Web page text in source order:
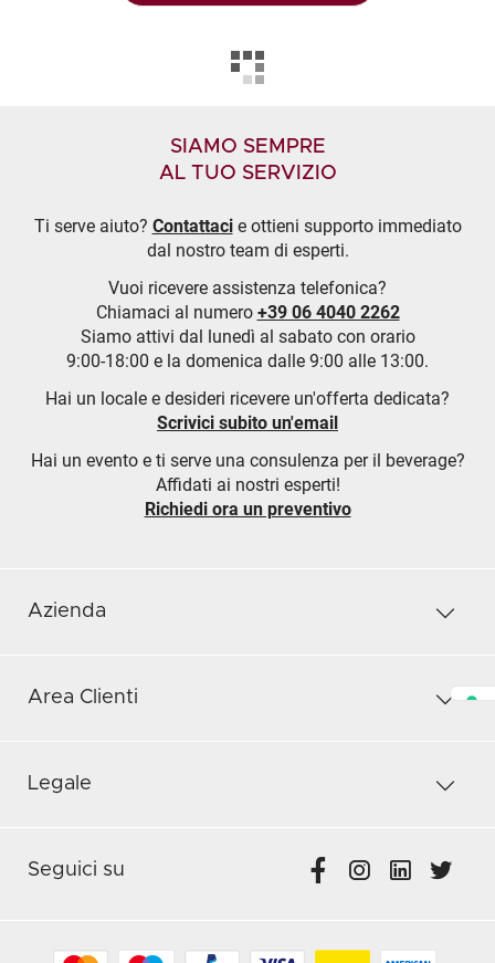
SIAMO SEMPRE
AL TUO SERVIZIO
Ti serve aiuto? Contattacie ottieni supporto immediato
dal nostro team di esperti.
Vuoi ricevere assistenza telefonica?
Chiamaci al numero +39 06 4040 2262
Siamo attivi dal lunedì al sabato con orario
9:00-18:00 e la domenica dalle 9:00 alle 13:00.
Hai un locale e desideri ricevere un'offerta dedicata?
Scrivici subito un'email
Hai un evento e ti serve una consulenza per il beverage?
Affidati ai nostri esperti!
Richiedi ora un preventivo
Azienda
Area Clienti
Legale
Seguici su